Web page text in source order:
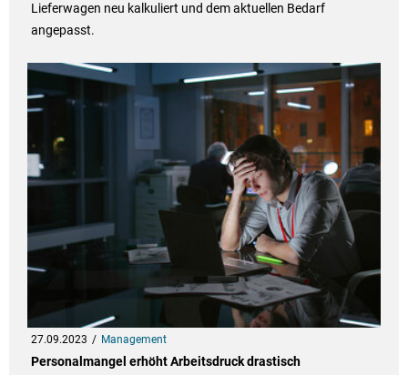
Lieferwagen neu kalkuliert und dem aktuellen Bedarf
angepasst.
27.09.2023 Management
Personalmangel erhöht Arbeitsdruck drastisch